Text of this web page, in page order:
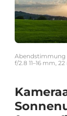
Abendstimmung
f/2.8 11–16 mm,